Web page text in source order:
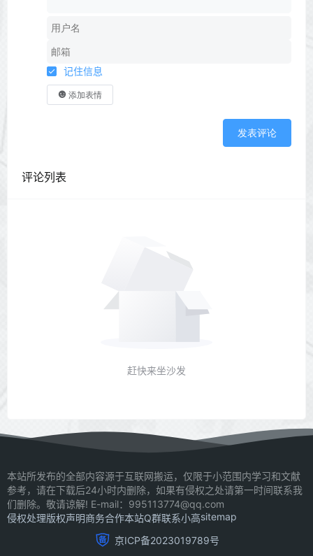
记住信息
添加表情
发表评论
评论列表
赶快来坐沙发
本站所发布的全部内容源于互联网搬运，仅限于小范围内学习和文献
参考，请在下载后24小时内删除，如果有侵权之处请第一时间联系我
们删除。敬请谅解! E-mail：995113774@qq.com
侵权处理版权声明商务合作本站Q群联系小高sitemap
京ICP备2023019789号